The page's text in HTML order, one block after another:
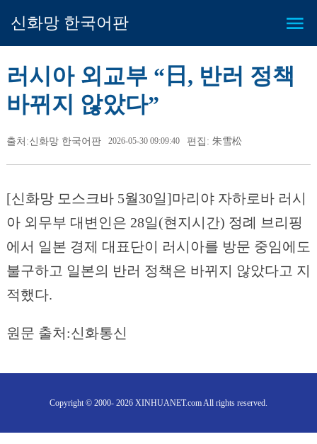
신화망 한국어판
러시아 외교부 “日, 반러 정책
바뀌지 않았다”
출처:신화망 한국어판 2026-05-30 09:09:40 편집: 朱雪松
[신화망 모스크바 5월30일]마리야 자하로바 러시
아 외무부 대변인은 28일(현지시간) 정례 브리핑
에서 일본 경제 대표단이 러시아를 방문 중임에도
불구하고 일본의 반러 정책은 바뀌지 않았다고 지
적했다.
원문 출처:신화통신
Copyright © 2000- 2026 XINHUANET.com All rights reserved.